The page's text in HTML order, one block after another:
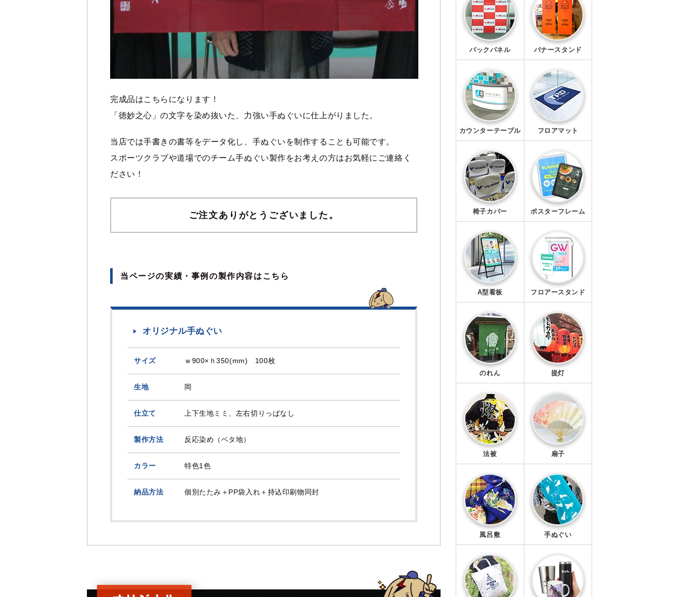
完成品はこちらになります！
「徳妙之心」の文字を染め抜いた、力強い手ぬぐいに仕上がりました。
当店では手書きの書等をデータ化し、手ぬぐいを制作することも可能です。
スポーツクラブや道場でのチーム手ぬぐい製作をお考えの方はお気軽にご連絡く
ださい！
ご注文ありがとうございました。
当ページの実績・事例の製作内容はこちら
オリジナル手ぬぐい
サイズ ｗ900×ｈ350(mm) 100枚
生地 岡
仕立て 上下生地ミミ、左右切りっぱなし
製作方法 反応染め（ベタ地）
カラー 特色1色
納品方法 個別たたみ＋PP袋入れ＋持込印刷物同封
マグネット
Ｔシャツ
ブルゾン
ワイシャツ
キャップ
エプロン
マスク
バックパネル バナースタンド
カウンターテーブル フロアマット
椅子カバー ポスターフレーム
A型看板 フロアースタンド
のれん 提灯
法被 扇子
風呂敷 手ぬぐい